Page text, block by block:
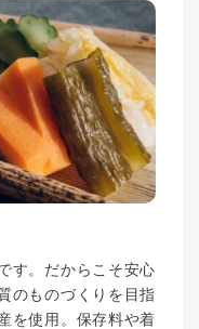
す。だからこそ安心
のものづくりを目指
を使用。保存料や着